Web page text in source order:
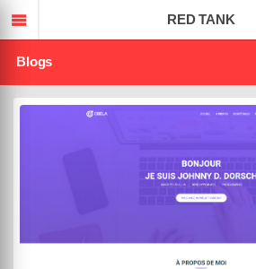
Blogs
TEMPLATED
RED TANK